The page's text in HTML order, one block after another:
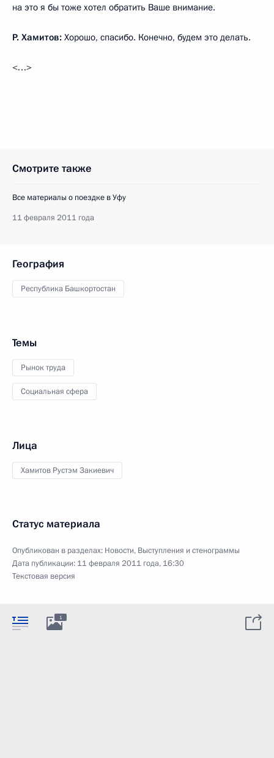
на это я бы тоже хотел обратить Ваше внимание.
Р. Хамитов: Хорошо, спасибо. Конечно, будем это делать.
<…>
Смотрите также
Все материалы о поездке в Уфу
11 февраля 2011 года
География
Республика Башкортостан
Темы
Рынок труда
Социальная сфера
Лица
Хамитов Рустэм Закиевич
Статус материала
Опубликован в разделах: Новости, Выступления и стенограммы
Дата публикации: 11 февраля 2011 года, 16:30
Текстовая версия
1